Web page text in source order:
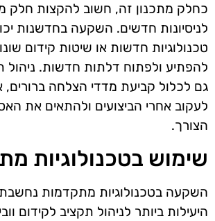
כחלק מתכנון זה, חשוב להקצות חלק
לניסיונות חדשים. השקעה בחדשנות
טכנולוגיות חדשות או שיטות קידום
להפתיע ולפתוח דלתות חדשות. ניהול
גם לכלול קביעת מדדי הצלחה ברורים,
לעקוב אחרי הביצועים ולהתאים את
הצורך.
שימוש בטכנולוגיות
השקעה בטכנולוגיות מתקדמות
היעילות ביותר לניהול תקציב לקידום